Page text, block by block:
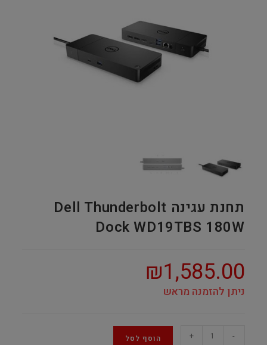
תחנת עגינה Dell Thunderbolt
Dock WD19TBS 180W
₪1,585.00
ניתן להזמנה מראש
-
+ הוסף לסל